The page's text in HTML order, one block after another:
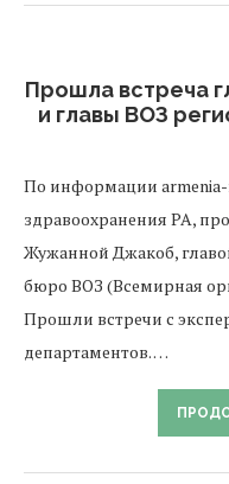
Прошла встреча
и главы ВОЗ
По информации
здравоохранения РА,
Жужанной Джакоб,
бюро ВОЗ (Всемирная
Прошли встречи с
департаментов. …